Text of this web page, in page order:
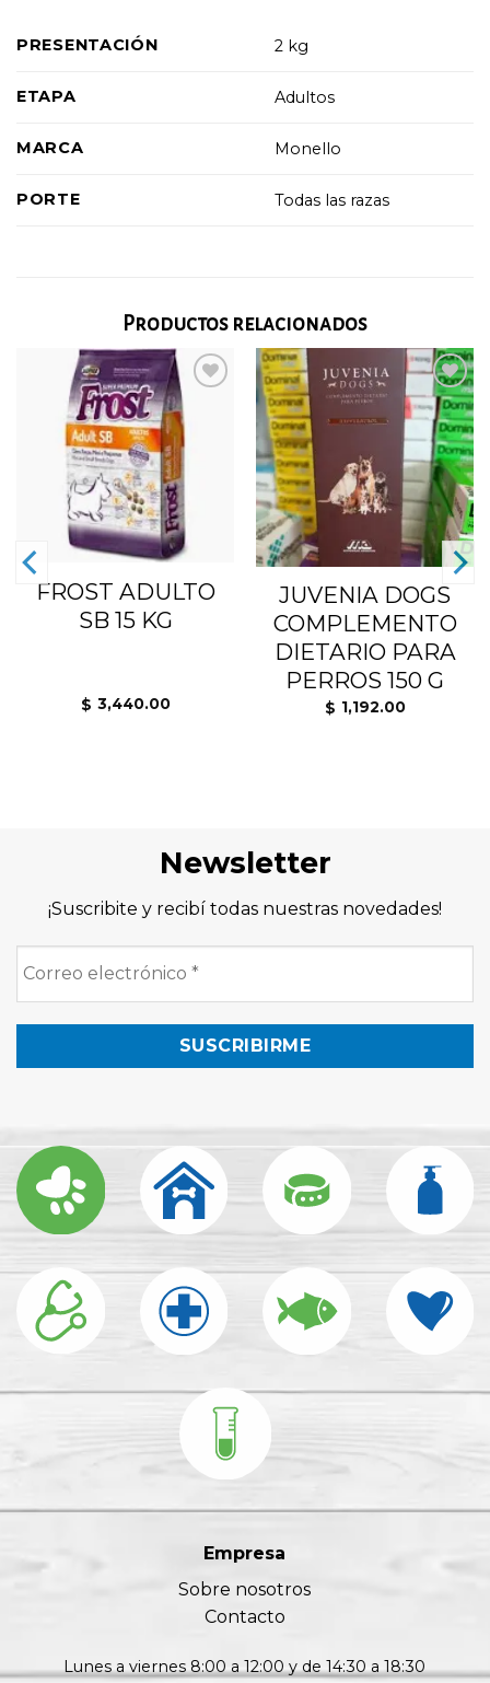
PRESENTACIÓN 2 kg
ETAPA Adultos
MARCA Monello
PORTE Todas las razas
Productos relacionados
Añadir
FROST ADULTO
SB 15 KG
$ 3,440.00
Añadir
a la
lista
de
deseos
JUVENIA DOGS
COMPLEMENTO
DIETARIO PARA
PERROS 150 G
$ 1,192.00
Newsletter
¡Suscribite y recibí todas nuestras novedades!
Empresa
Sobre nosotros
Contacto
Lunes a viernes 8:00 a 12:00 y de 14:30 a 18:30